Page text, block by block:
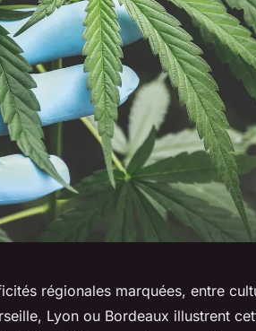
régionales marquées, entre
Lyon ou Bordeaux illustrent